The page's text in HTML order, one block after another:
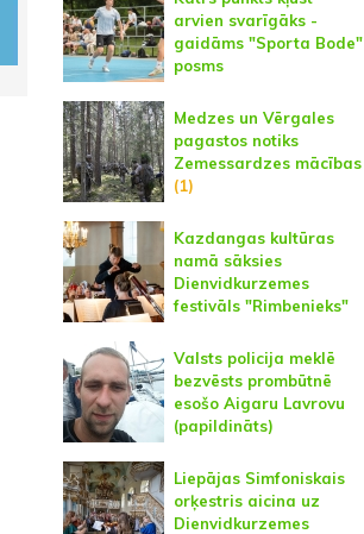
arvien svarīgāks -
gaidāms "Sporta Bode"
posms
Medzes un Vērgales
pagastos notiks
Zemessardzes mācības
(1)
Kazdangas kultūras
namā sāksies
Dienvidkurzemes
festivāls "Rimbenieks"
Valsts policija meklē
bezvēsts prombūtnē
esošo Aigaru Lavrovu
(papildināts)
Liepājas Simfoniskais
orķestris aicina uz
Dienvidkurzemes